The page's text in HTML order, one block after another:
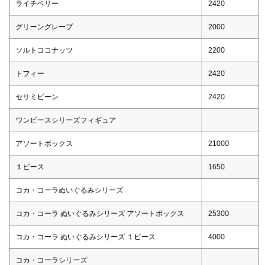
ライチベリー 2420
グリーングレープ 2000
ソルトココナッツ 2200
トフィー 2420
セサミビーン 2420
ワンピースシリーズフィギュア
アソートボックス 21000
１ピース 1650
コカ・コーラぬいぐるみシリーズ
コカ・コーラ ぬいぐるみシリーズ アソートボックス 25300
コカ・コーラ ぬいぐるみシリーズ １ピース 4000
コカ・コーラシリーズ